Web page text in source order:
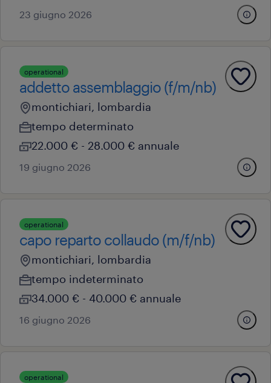
23 giugno 2026
operational
addetto assemblaggio (f/m/nb)
montichiari, lombardia
tempo determinato
22.000 € - 28.000 € annuale
19 giugno 2026
operational
capo reparto collaudo (m/f/nb)
montichiari, lombardia
tempo indeterminato
34.000 € - 40.000 € annuale
16 giugno 2026
operational